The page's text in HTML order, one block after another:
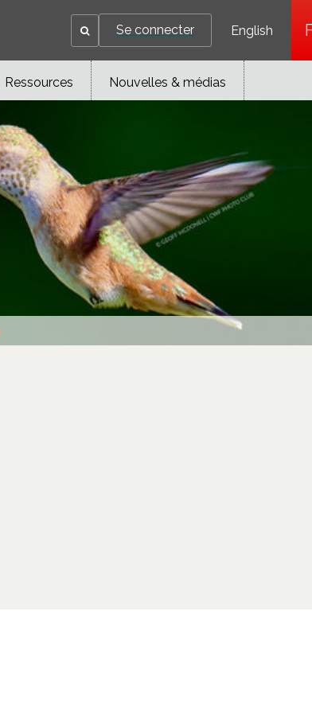
Se connecter English
Ressources Nouvelles & médias